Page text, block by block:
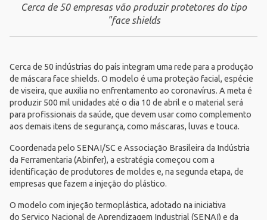
Cerca de 50 empresas vão produzir protetores do tipo
"face shields
Cerca de 50 indústrias do país integram uma rede para a produção
de máscara face shields. O modelo é uma proteção facial, espécie
de viseira, que auxilia no enfrentamento ao coronavírus. A meta é
produzir 500 mil unidades até o dia 10 de abril e o material será
para profissionais da saúde, que devem usar como complemento
aos demais itens de segurança, como máscaras, luvas e touca.
Coordenada pelo SENAI/SC e Associação Brasileira da Indústria
da Ferramentaria (Abinfer), a estratégia começou com a
identificação de produtores de moldes e, na segunda etapa, de
empresas que fazem a injeção do plástico.
O modelo com injeção termoplástica, adotado na iniciativa
do Serviço Nacional de Aprendizagem Industrial (SENAI) e da